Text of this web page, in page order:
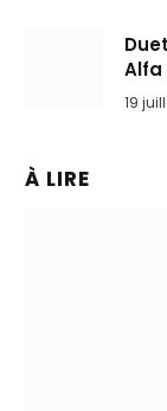
Alfa
19
À LIRE